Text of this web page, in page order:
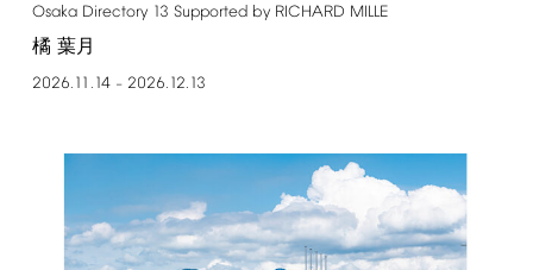
Osaka Directory 13 Supported by RICHARD MILLE
橘 葉月
2026.11.14– 2026.12.13